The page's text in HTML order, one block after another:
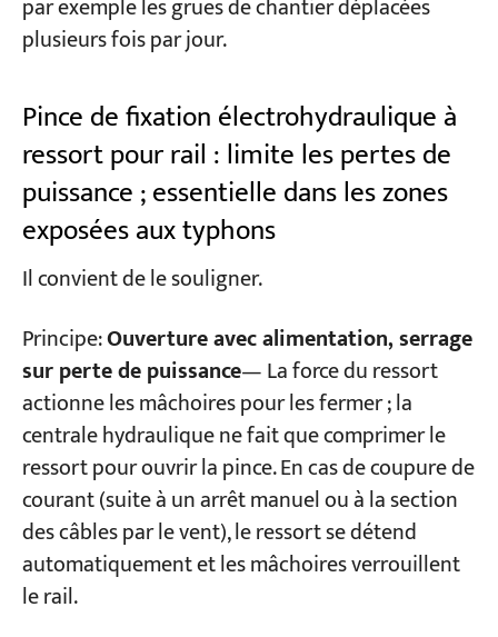
par exemple les grues de chantier déplacées
plusieurs fois par jour.
Pince de fixation électrohydraulique à
ressort pour rail : limite les pertes de
puissance ; essentielle dans les zones
exposées aux typhons
Il convient de le souligner.
Principe:Ouverture avec alimentation, serrage
sur perte de puissance— La force du ressort
actionne les mâchoires pour les fermer ; la
centrale hydraulique ne fait que comprimer le
ressort pour ouvrir la pince. En cas de coupure de
courant (suite à un arrêt manuel ou à la section
des câbles par le vent), le ressort se détend
automatiquement et les mâchoires verrouillent
le rail.